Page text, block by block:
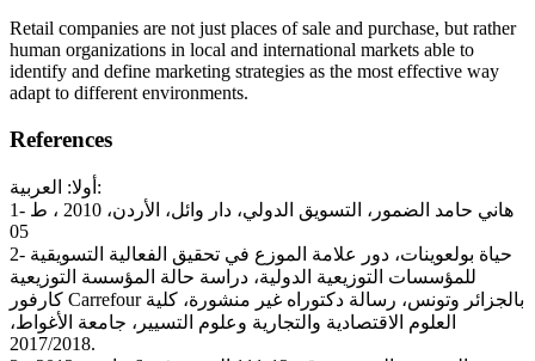
Retail companies are not just places of sale and purchase, but rather
human organizations in local and international markets able to
identify and define marketing strategies as the most effective way
adapt to different environments.
References
أولا: العربية:
1- هاني حامد الضمور، التسويق الدولي، دار وائل، الأردن، 2010 ، ط
05
2- حياة بولعوينات، دور علامة الموزع في تحقيق الفعالية التسويقية
للمؤسسات التوزيعية الدولية، دراسة حالة المؤسسة التوزيعية
كارفور Carrefour بالجزائر وتونس، رسالة دكتوراه غير منشورة، كلية
العلوم الاقتصادية والتجارية وعلوم التسيير، جامعة الأغواط،
2017/2018.